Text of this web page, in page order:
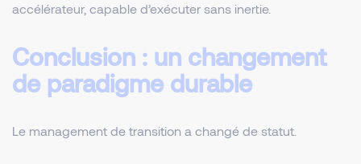
accélérateur, capable d’exécuter sans inertie.
Conclusion : un changement
de paradigme durable
Le management de transition a changé de statut.